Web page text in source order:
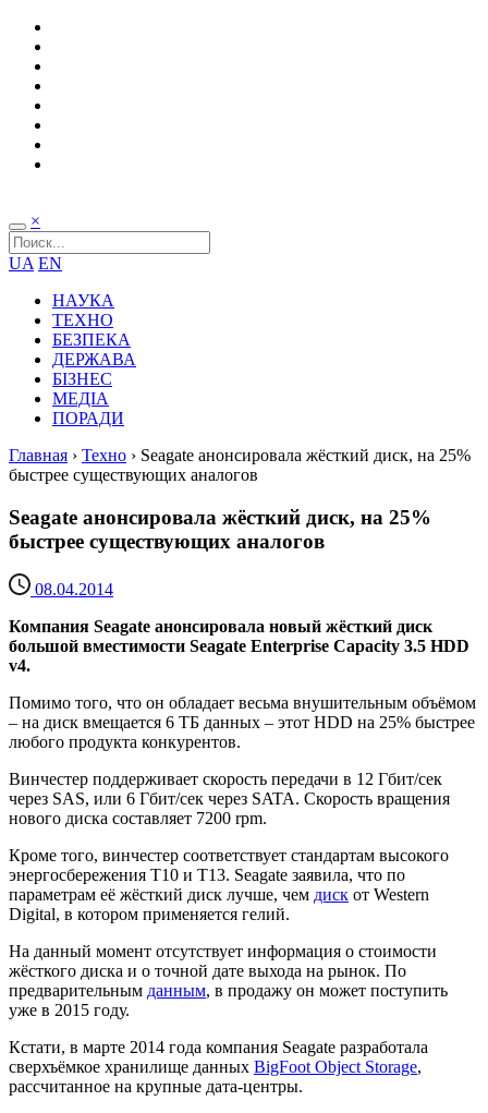
×
UA EN
НАУКА
ТЕХНО
БЕЗПЕКА
ДЕРЖАВА
БІЗНЕС
МЕДІА
ПОРАДИ
Главная › Техно › Seagate анонсировала жёсткий диск, на 25%
быстрее существующих аналогов
Seagate анонсировала жёсткий диск, на 25%
быстрее существующих аналогов
08.04.2014
Компания Seagate анонсировала новый жёсткий диск
большой вместимости Seagate Enterprise Capacity 3.5 HDD
v4.
Помимо того, что он обладает весьма внушительным объёмом
– на диск вмещается 6 ТБ данных – этот HDD на 25% быстрее
любого продукта конкурентов.
Винчестер поддерживает скорость передачи в 12 Гбит/сек
через SAS, или 6 Гбит/сек через SATA. Скорость вращения
нового диска составляет 7200 rpm.
Кроме того, винчестер соответствует стандартам высокого
энергосбережения T10 и T13. Seagate заявила, что по
параметрам её жёсткий диск лучше, чем диск от Western
Digital, в котором применяется гелий.
На данный момент отсутствует информация о стоимости
жёсткого диска и о точной дате выхода на рынок. По
предварительным данным, в продажу он может поступить
уже в 2015 году.
Кстати, в марте 2014 года компания Seagate разработала
сверхъёмкое хранилище данных BigFoot Object Storage,
рассчитанное на крупные дата-центры.